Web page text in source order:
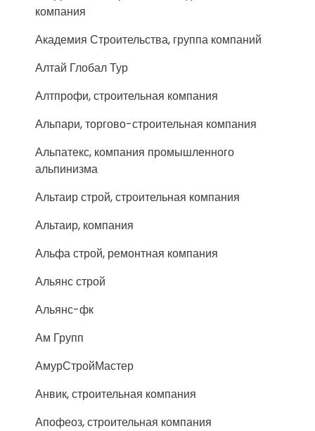
компания
Академия Строительства, группа компаний
Алтай Глобал Тур
Алтпрофи, строительная компания
Альпари, торгово-строительная компания
Альпатекс, компания промышленного
альпинизма
Альтаир строй, строительная компания
Альтаир, компания
Альфа строй, ремонтная компания
Альянс строй
Альянс-фк
Ам Групп
АмурСтройМастер
Анвик, строительная компания
Апофеоз, строительная компания